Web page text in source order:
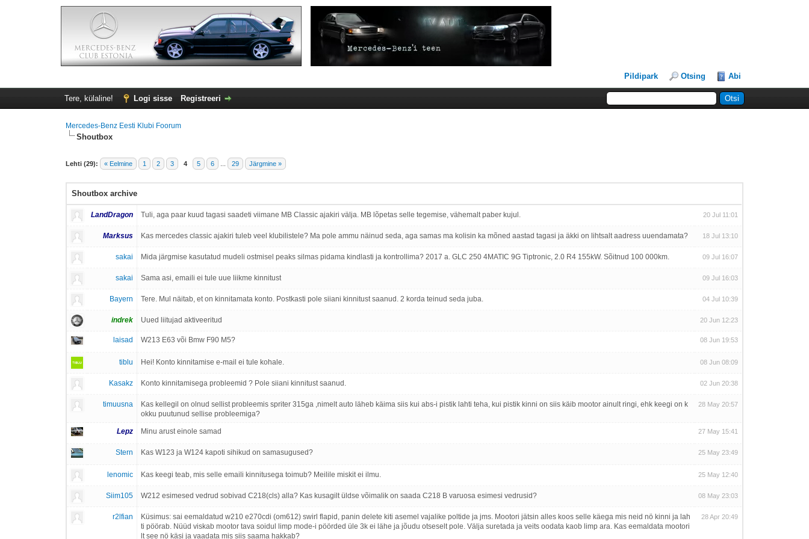
Pildipark Otsing Abi
Tere, külaline! Logi sisse Registreeri
Mercedes-Benz Eesti Klubi Foorum
Shoutbox
Lehti (29): « Eelmine 1 2 3 4 5 6 29 Järgmine »
Shoutbox archive
LandDragon Tuli, aga paar kuud tagasi saadeti viimane MB Classic ajakiri välja. MB lõpetas selle tegemise, vähemalt paber kujul. 20 Jul 11:01
Marksus Kas mercedes classic ajakiri tuleb veel klubilistele? Ma pole ammu näinud seda, aga samas ma kolisin ka mõned aastad tagasi ja äkki on lihtsalt aadress uuendamata? 18 Jul 13:10
sakai Mida järgmise kasutatud mudeli ostmisel peaks silmas pidama kindlasti ja kontrollima? 2017 a. GLC 250 4MATIC 9G Tiptronic, 2.0 R4 155kW. Sõitnud 100 000km. 09 Jul 16:07
sakai Sama asi, emaili ei tule uue liikme kinnitust 09 Jul 16:03
Bayern Tere. Mul näitab, et on kinnitamata konto. Postkasti pole siiani kinnitust saanud. 2 korda teinud seda juba. 04 Jul 10:39
indrek Uued liitujad aktiveeritud 20 Jun 12:23
laisad W213 E63 või Bmw F90 M5? 08 Jun 19:53
tiblu Hei! Konto kinnitamise e-mail ei tule kohale. 08 Jun 08:09
Kasakz Konto kinnitamisega probleemid ? Pole siiani kinnitust saanud. 02 Jun 20:38
timuusna
Kas kellegil on olnud sellist probleemis spriter 315ga ,nimelt auto läheb käima siis kui abs-i pistik lahti teha, kui pistik kinni on siis käib mootor ainult ringi, ehk keegi on k
okku puutunud sellise probleemiga?
28 May 20:57
Lepz Minu arust einole samad 27 May 15:41
Stern Kas W123 ja W124 kapoti sihikud on samasugused? 25 May 23:49
lenomic Kas keegi teab, mis selle emaili kinnitusega toimub? Meilile miskit ei ilmu. 25 May 12:40
Siim105 W212 esimesed vedrud sobivad C218(cls) alla? Kas kusagilt üldse võimalik on saada C218 B varuosa esimesi vedrusid? 08 May 23:03
r2lfian
Küsimus: sai eemaldatud w210 e270cdi (om612) swirl flapid, panin delete kiti asemel vajalike poltide ja jms. Mootori jätsin alles koos selle käega mis neid nö kinni ja lah
ti pöörab. Nüüd viskab mootor tava soidul limp mode-i pöörded üle 3k ei lähe ja jõudu otseselt pole. Välja suretada ja veits oodata kaob limp ara. Kas eemaldata mootori
lt see nö käsi ja vaadata mis siis saama hakkab?
28 Apr 20:49